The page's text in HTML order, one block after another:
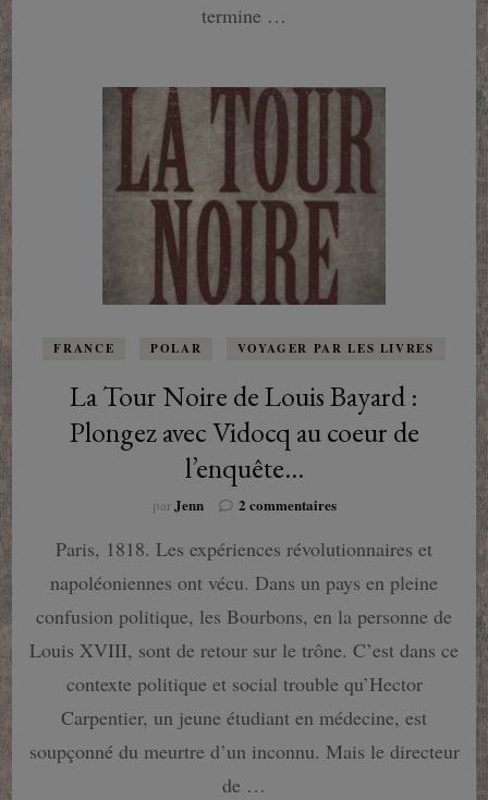
termine …
FRANCE POLAR VOYAGER PAR LES LIVRES
La Tour Noire de Louis Bayard :
Plongez avec Vidocq au coeur de
l’enquête…
parJenn 2 commentairessur
Tour
de
Louis
Bayard
:
Plongez
avec
Vidocq
au
coeur
Paris, 1818. Les expériences révolutionnaires et
napoléoniennes ont vécu. Dans un pays en pleine
confusion politique, les Bourbons, en la personne de
Louis XVIII, sont de retour sur le trône. C’est dans ce
contexte politique et social trouble qu’Hector
Carpentier, un jeune étudiant en médecine, est
soupçonné du meurtre d’un inconnu. Mais le directeur
de …